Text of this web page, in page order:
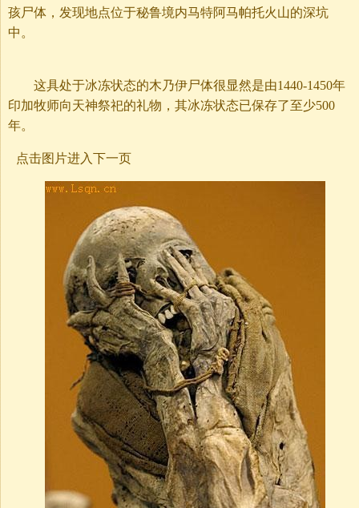
孩尸体，发现地点位于秘鲁境内马特阿马帕托火山的深坑
中。
这具处于冰冻状态的木乃伊尸体很显然是由1440-1450年
印加牧师向天神祭祀的礼物，其冰冻状态已保存了至少500
年。
点击图片进入下一页